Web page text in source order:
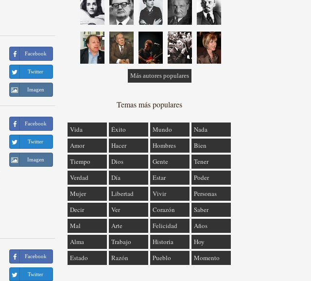
Facebook
Twitter
Imagen
Facebook
Twitter
Imagen
Facebook
Twitter
Más autores populares
Temas más populares
Vida Éxito Mundo
Nada
Amor
Hacer Hombres
Bien
Tiempo
Dios Gente
Tener
Verdad
Día Estar
Poder
Mujer
Libertad Vivir
Personas
Decir
Ver Corazón
Saber
Mal
Arte Felicidad
Años
Alma
Trabajo Historia
Hoy
Estado
Razón Pueblo Momento